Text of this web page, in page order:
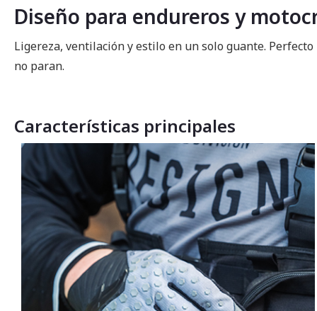
Diseño para endureros y
Ligereza, ventilación y estilo en un solo guante.
no paran.
Características principales